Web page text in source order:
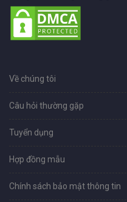
Về chúng tôi
Câu hỏi thường gặp
Tuyển dụng
Hợp đồng mẫu
Chính sách bảo mật thông tin